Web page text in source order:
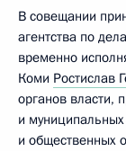
В совещании
агентства по
временно
Коми Ростислав
органов власти,
и
и общественных